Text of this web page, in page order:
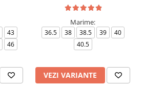
43
46
Marime:
36.5 38 38.5 39
40
40.5
VEZI VARIANTE